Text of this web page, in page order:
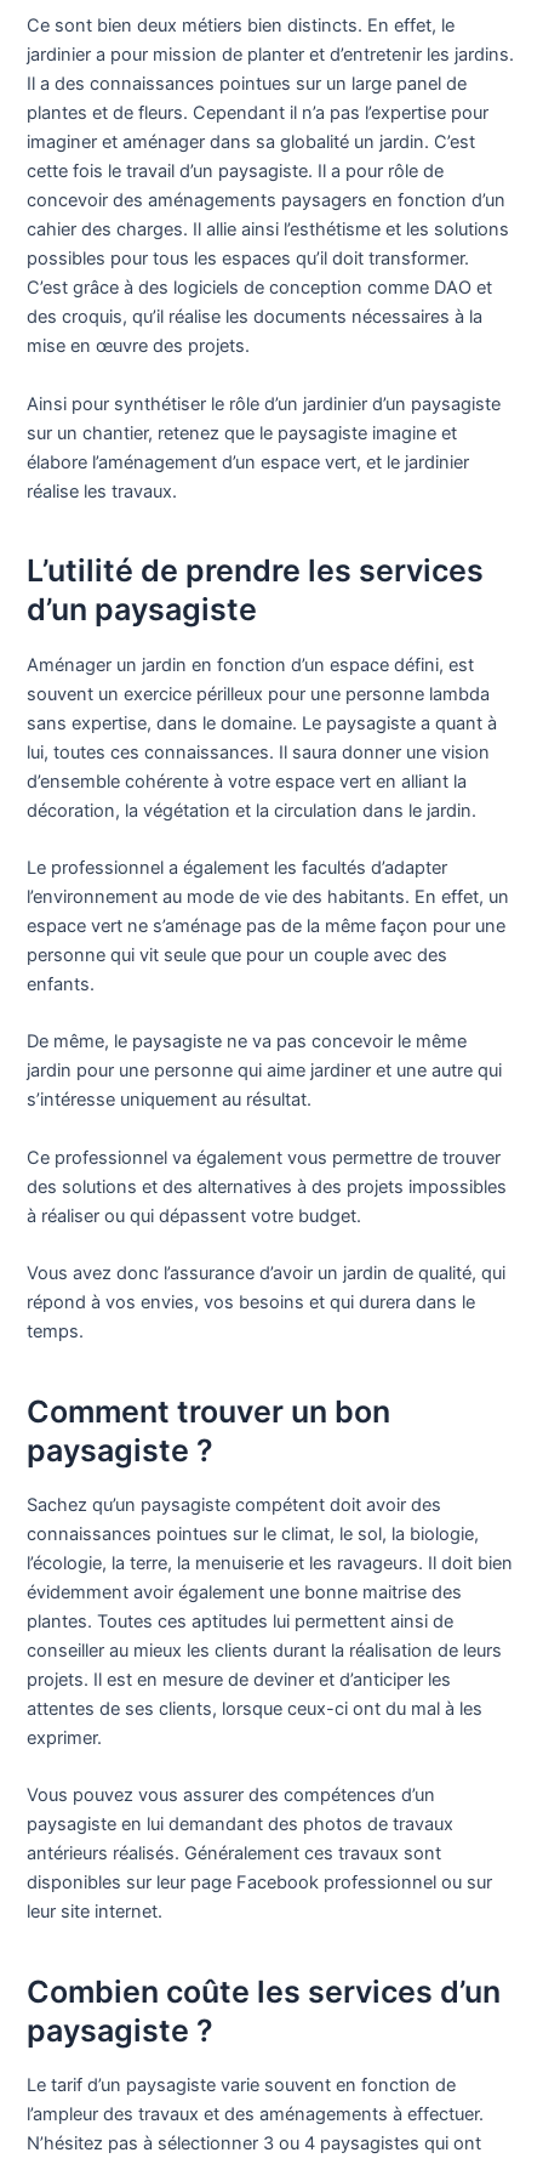
Ce sont bien deux métiers bien distincts. En effet, le
jardinier a pour mission de planter et d’entretenir les jardins.
Il a des connaissances pointues sur un large panel de
plantes et de fleurs. Cependant il n’a pas l’expertise pour
imaginer et aménager dans sa globalité un jardin. C’est
cette fois le travail d’un paysagiste. Il a pour rôle de
concevoir des aménagements paysagers en fonction d’un
cahier des charges. Il allie ainsi l’esthétisme et les solutions
possibles pour tous les espaces qu’il doit transformer.
C’est grâce à des logiciels de conception comme DAO et
des croquis, qu’il réalise les documents nécessaires à la
mise en œuvre des projets.
Ainsi pour synthétiser le rôle d’un jardinier d’un paysagiste
sur un chantier, retenez que le paysagiste imagine et
élabore l’aménagement d’un espace vert, et le jardinier
réalise les travaux.
L’utilité de prendre les services
d’un paysagiste
Aménager un jardin en fonction d’un espace défini, est
souvent un exercice périlleux pour une personne lambda
sans expertise, dans le domaine. Le paysagiste a quant à
lui, toutes ces connaissances. Il saura donner une vision
d’ensemble cohérente à votre espace vert en alliant la
décoration, la végétation et la circulation dans le jardin.
Le professionnel a également les facultés d’adapter
l’environnement au mode de vie des habitants. En effet, un
espace vert ne s’aménage pas de la même façon pour une
personne qui vit seule que pour un couple avec des
enfants.
De même, le paysagiste ne va pas concevoir le même
jardin pour une personne qui aime jardiner et une autre qui
s’intéresse uniquement au résultat.
Ce professionnel va également vous permettre de trouver
des solutions et des alternatives à des projets impossibles
à réaliser ou qui dépassent votre budget.
Vous avez donc l’assurance d’avoir un jardin de qualité, qui
répond à vos envies, vos besoins et qui durera dans le
temps.
Comment trouver un bon
paysagiste ?
Sachez qu’un paysagiste compétent doit avoir des
connaissances pointues sur le climat, le sol, la biologie,
l’écologie, la terre, la menuiserie et les ravageurs. Il doit bien
évidemment avoir également une bonne maitrise des
plantes. Toutes ces aptitudes lui permettent ainsi de
conseiller au mieux les clients durant la réalisation de leurs
projets. Il est en mesure de deviner et d’anticiper les
attentes de ses clients, lorsque ceux-ci ont du mal à les
exprimer.
Vous pouvez vous assurer des compétences d’un
paysagiste en lui demandant des photos de travaux
antérieurs réalisés. Généralement ces travaux sont
disponibles sur leur page Facebook professionnel ou sur
leur site internet.
Combien coûte les services d’un
paysagiste ?
Le tarif d’un paysagiste varie souvent en fonction de
l’ampleur des travaux et des aménagements à effectuer.
N’hésitez pas à sélectionner 3 ou 4 paysagistes qui ont